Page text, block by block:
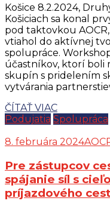
Košice 8.2.2024,
Košiciach sa konal
pod taktovkou
vtiahol do aktívnej
spolupráce.
účastníkov, ktorí boli
skupín s pridelením
vytvárania
ČÍTAŤ VIAC
Podujatia Spolupráca
8. februára 2024
Pre zástupcov
spájanie síl s
príjazdového